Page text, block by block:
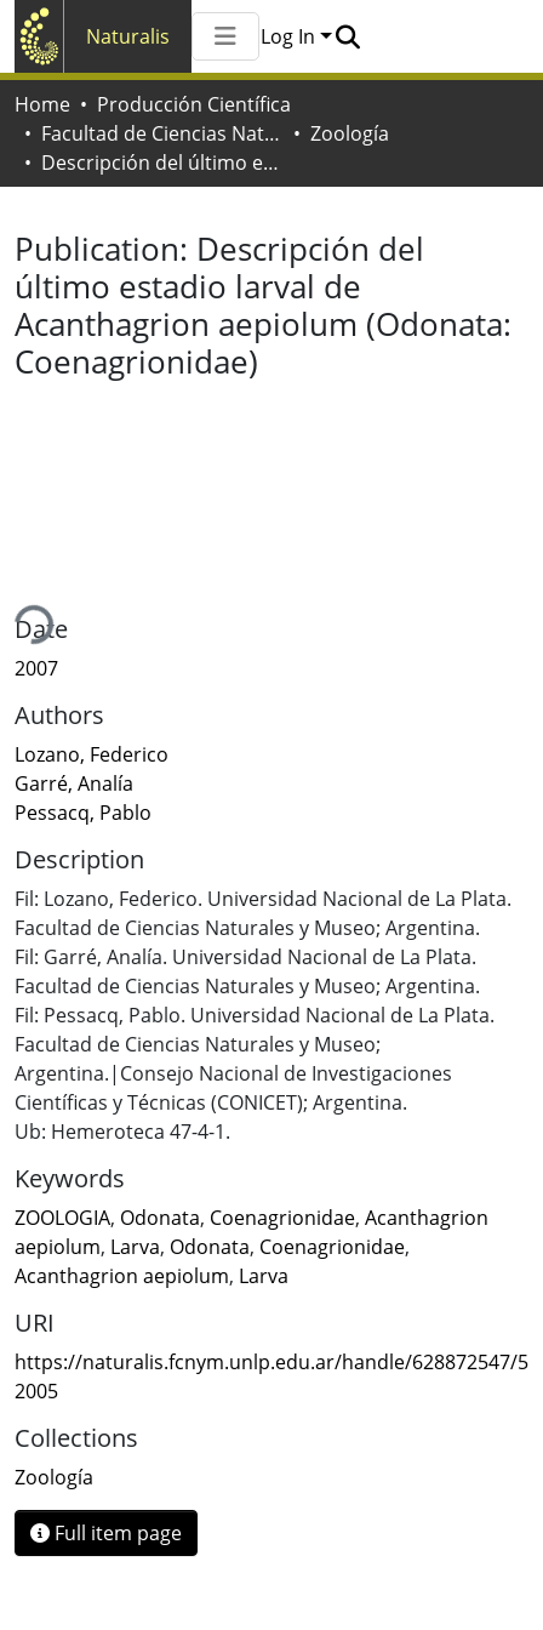
Naturalis
All of Naturalis
Log In
Home
Producción Científica
Facultad de Ciencias Naturales y Museo
Zoología
Descripción del último estadio larval de Acanthagrion aepiolum (Odonata: Coenagrionidae)
Publication: Descripción del
último estadio larval de
Acanthagrion aepiolum (Odonata:
Coenagrionidae)
Date
2007
Authors
Lozano, Federico
Garré, Analía
Pessacq, Pablo
Description
Fil: Lozano, Federico. Universidad Nacional de La Plata.
Facultad de Ciencias Naturales y Museo; Argentina.
Fil: Garré, Analía. Universidad Nacional de La Plata.
Facultad de Ciencias Naturales y Museo; Argentina.
Fil: Pessacq, Pablo. Universidad Nacional de La Plata.
Facultad de Ciencias Naturales y Museo;
Argentina.|Consejo Nacional de Investigaciones
Científicas y Técnicas (CONICET); Argentina.
Ub: Hemeroteca 47-4-1.
Keywords
ZOOLOGIA, Odonata, Coenagrionidae, Acanthagrion
aepiolum, Larva, Odonata, Coenagrionidae,
Acanthagrion aepiolum, Larva
URI
https://naturalis.fcnym.unlp.edu.ar/handle/628872547/5
2005
Collections
Zoología
Full item page